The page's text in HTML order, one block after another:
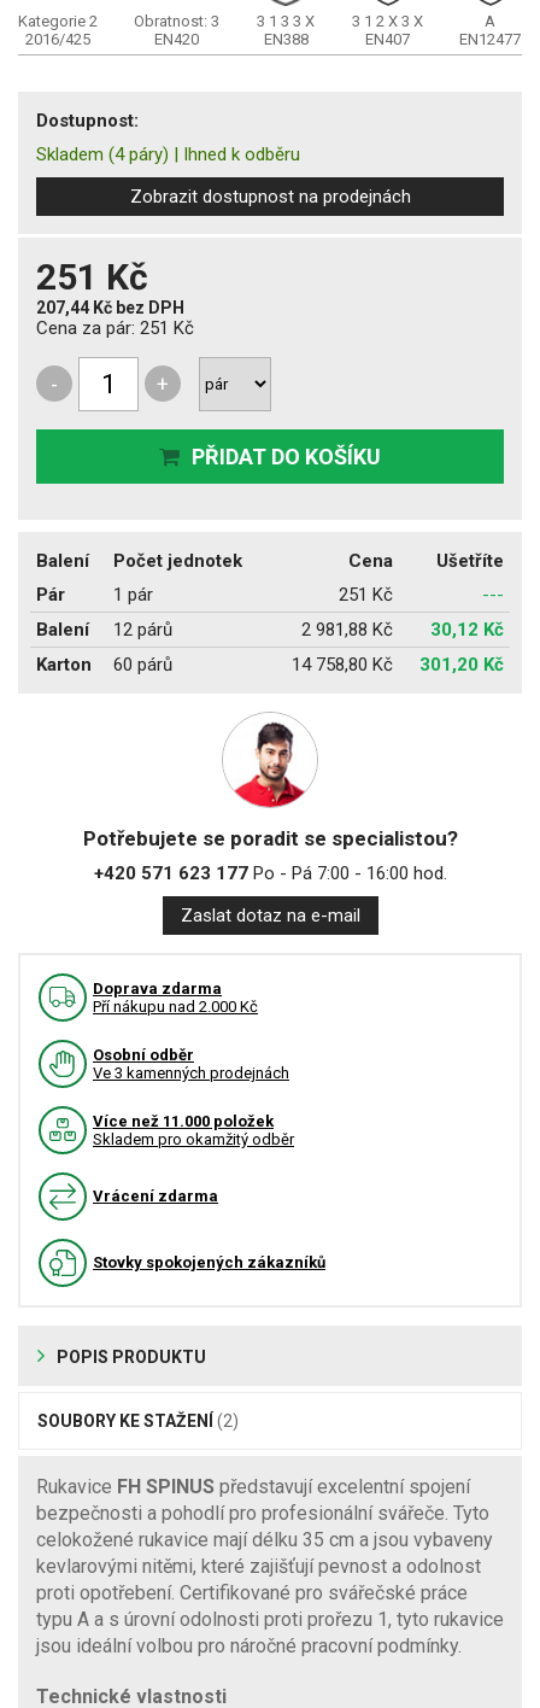
Kategorie 2
2016/425
Obratnost: 3
EN420
3 1 3 3 X
EN388
3 1 2 X 3 X
EN407
A
EN12477
Dostupnost:
Skladem (4 páry) | Ihned k odběru
Zobrazit dostupnost na prodejnách
251 Kč
207,44 Kč bez DPH
Cena za pár: 251 Kč
- +
PŘIDAT DO KOŠÍKU
Balení Počet jednotek Cena
Ušetříte
Pár
1 pár 251 Kč
---
Balení
12 párů 2 981,88 Kč
30,12 Kč
Karton
60 párů 14 758,80 Kč 301,20 Kč
Potřebujete se poradit se specialistou?
+420 571 623 177Po - Pá 7:00 - 16:00 hod.
Zaslat dotaz na e-mail
Doprava zdarma
Pří nákupu nad 2.000 Kč
Osobní odběr
Ve 3 kamenných prodejnách
Více než 11.000 položek
Skladem pro okamžitý odběr
Vrácení zdarma
Stovky spokojených zákazníků
POPIS PRODUKTU
SOUBORY KE STAŽENÍ (2)
Rukavice FH SPINUS představují excelentní spojení
bezpečnosti a pohodlí pro profesionální svářeče. Tyto
celokožené rukavice mají délku 35 cm a jsou vybaveny
kevlarovými nitěmi, které zajišťují pevnost a odolnost
proti opotřebení. Certifikované pro svářečské práce
typu A a s úrovní odolnosti proti prořezu 1, tyto rukavice
jsou ideální volbou pro náročné pracovní podmínky.
Technické vlastnosti